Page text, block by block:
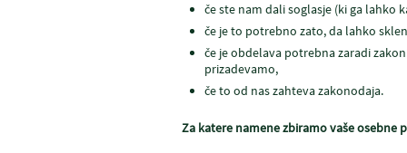
če ste nam dali soglasje (ki ga lahko
če je to potrebno zato, da lahko
če je obdelava potrebna zaradi
prizadevamo,
če to od nas zahteva zakonodaja.
Za katere namene zbiramo vaše osebne